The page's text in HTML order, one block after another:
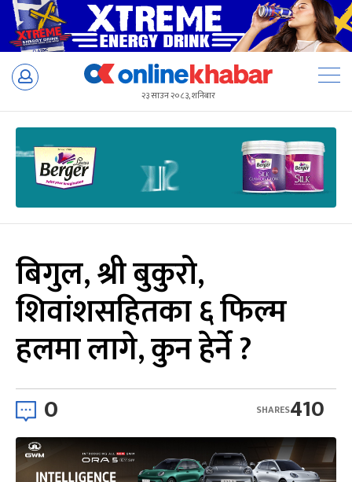
Skip
२३ साउन २०८३, शनिबार
बिगुल, श्री बुकुरो,
शिवांशसहितका ६ फिल्म
हलमा लागे, कुन हेर्ने ?
0 410
SHARES